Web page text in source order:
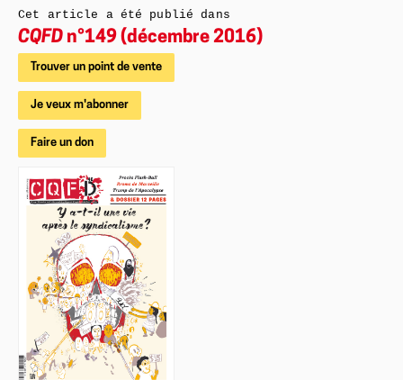
Cet article a été publié dans
CQFD n°149 (décembre 2016)
Trouver un point de vente
Je veux m'abonner
Faire un don